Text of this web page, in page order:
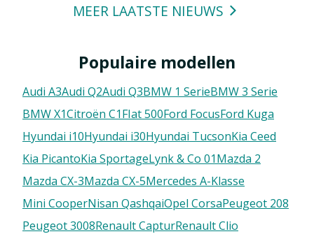
MEER LAATSTE NIEUWS
Populaire modellen
Audi A3Audi Q2Audi Q3BMW 1 SerieBMW 3 Serie
BMW X1Citroën C1FIat 500Ford FocusFord Kuga
Hyundai i10Hyundai i30Hyundai TucsonKia Ceed
Kia PicantoKia SportageLynk & Co 01Mazda 2
Mazda CX-3Mazda CX-5Mercedes A-Klasse
Mini CooperNisan QashqaiOpel CorsaPeugeot 208
Peugeot 3008Renault CapturRenault Clio